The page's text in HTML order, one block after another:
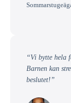
“Vi bytte hela
Barnen kan
beslutet!”